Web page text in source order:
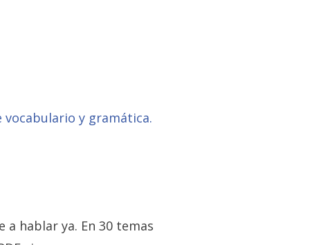
vocabulario y gramática.
hablar ya. En 30 temas